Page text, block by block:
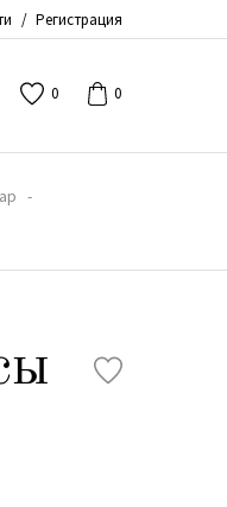
/ Регистрация
0 0